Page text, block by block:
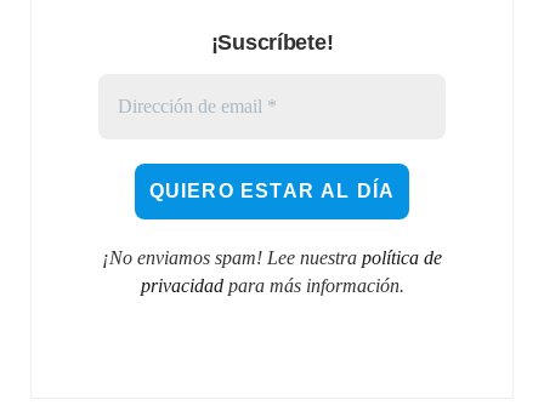
¡Suscríbete!
¡No enviamos spam! Lee nuestra política de
privacidadpara más información.